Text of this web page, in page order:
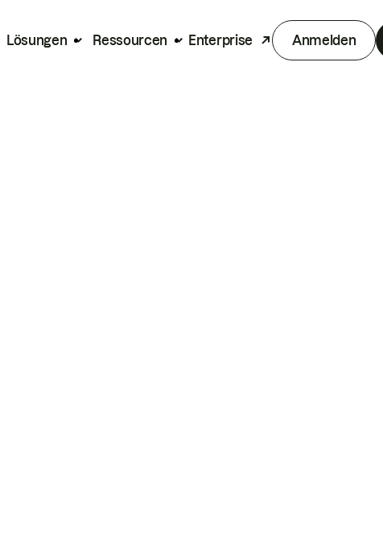
Lösungen Ressourcen Enterprise Anmelden